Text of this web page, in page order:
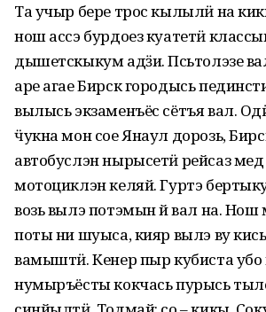
Та учыр бере трос кылылӥ на
нош ассэ бурдоез куатетӥ
дышетскыкум адӟи. Пӧсьтолэзе
аре агае Бирск городысь
вылысь экзаменъёс сётъя вал.
ӵукна мон сое Янаул дорозь,
автобуслэн нырысетӥ рейсаз
мотоциклэн келяй. Гуртэ
возь вылэ потэмын ӧй вал на. Нош
поты ни шуыса, кияр вылэ ву
вамыштӥ. Кенер пыр кубиста
нумыръёсты кокчась пурысь